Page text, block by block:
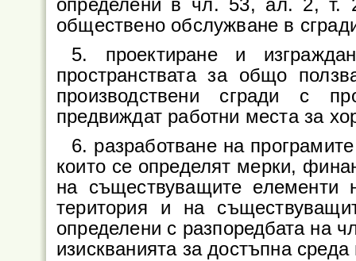
определени в чл. 53, ал. 2, т.
обществено обслужване в
5. проектиране и
пространствата за общо
производствени сгради с
предвиждат работни места за
6. разработване на
които се определят мерки,
на съществуващите елементи
територия и на
определени с разпоредбата на
изискванията за достъпна